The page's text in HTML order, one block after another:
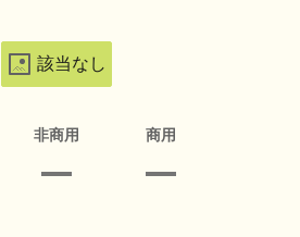
該当なし
非商用 商用